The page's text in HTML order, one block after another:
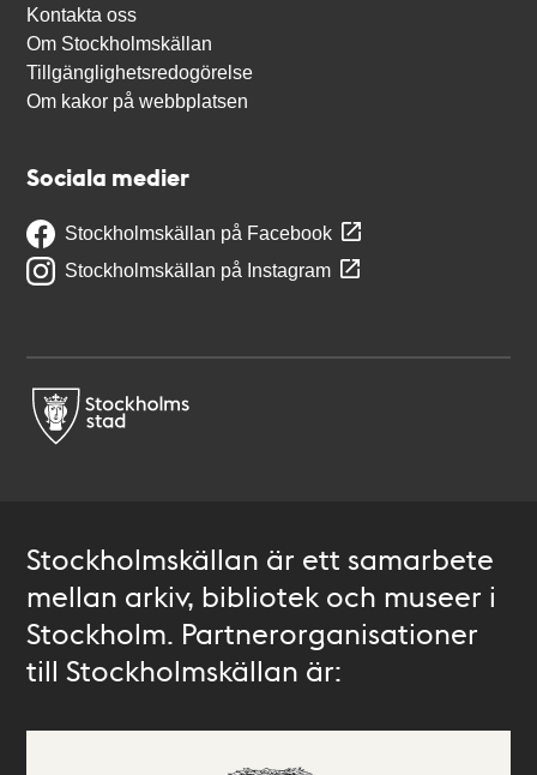
Kontakta oss
Om Stockholmskällan
Tillgänglighetsredogörelse
Om kakor på webbplatsen
Sociala medier
Stockholmskällan på Facebook
Stockholmskällan på Instagram
Stockholmskällan är ett samarbete
mellan arkiv, bibliotek och museer i
Stockholm. Partnerorganisationer
till Stockholmskällan är: